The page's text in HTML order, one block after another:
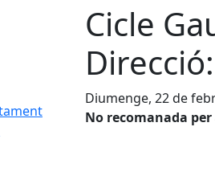
Cicle
Diumenge, 22 de
No recomanada